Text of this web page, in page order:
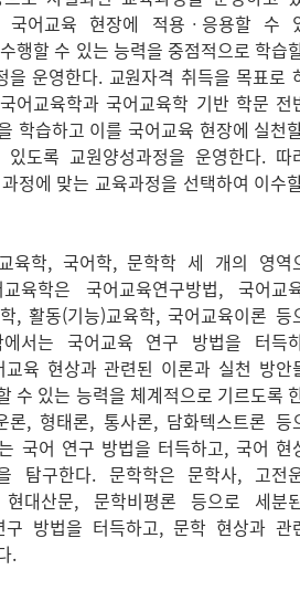
국어교육 현장에 적용ㆍ응용할 수
행할 수 있는 능력을 중점적으로 학습
을 운영한다. 교원자격 취득을 목표로
어교육학과 국어교육학 기반 학문 전
학습하고 이를 국어교육 현장에 실천
도록 교원양성과정을 운영한다. 따
정에 맞는 교육과정을 선택하여 이수
육학, 국어학, 문학학 세 개의 영역
육학은 국어교육연구방법, 국어교
, 활동(기능)교육학, 국어교육이론 등
에서는 국어교육 연구 방법을 터득
육 현상과 관련된 이론과 실천 방안
수 있는 능력을 체계적으로 기르도록
론, 형태론, 통사론, 담화텍스트론 등
국어 연구 방법을 터득하고, 국어 현
탐구한다. 문학학은 문학사, 고전
대산문, 문학비평론 등으로 세분
구 방법을 터득하고, 문학 현상과 관
.